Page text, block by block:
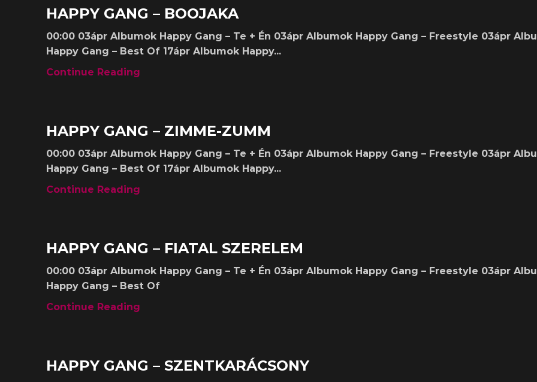
Albumok
HAPPY GANG – BOOJAKA
00:00 03ápr Albumok Happy Gang – Te + Én 03ápr Albumok Happy Gang – Freestyle 03ápr
Happy Gang – Best Of 17ápr Albumok Happy...
Continue Reading
Albumok
HAPPY GANG – ZIMME-ZUMM
00:00 03ápr Albumok Happy Gang – Te + Én 03ápr Albumok Happy Gang – Freestyle 03ápr
Happy Gang – Best Of 17ápr Albumok Happy...
Continue Reading
Kislemezek
HAPPY GANG – FIATAL SZERELEM
00:00 03ápr Albumok Happy Gang – Te + Én 03ápr Albumok Happy Gang – Freestyle 03ápr
Happy Gang – Best Of
Continue Reading
Kislemezek
HAPPY GANG – SZENTKARÁCSONY